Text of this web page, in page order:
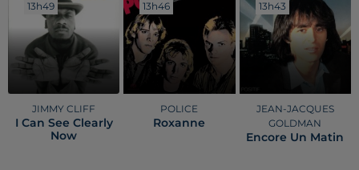
13h49
13h49
JIMMY CLIFF
I Can See Clearly
Now
13h46
13h46
POLICE
Roxanne
13h43
13h43
JEAN-JACQUES
GOLDMAN
Encore Un Matin